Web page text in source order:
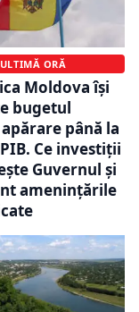
ORĂ
Moldova își
bugetul
până la
Ce investiții
Guvernul și
amenințările